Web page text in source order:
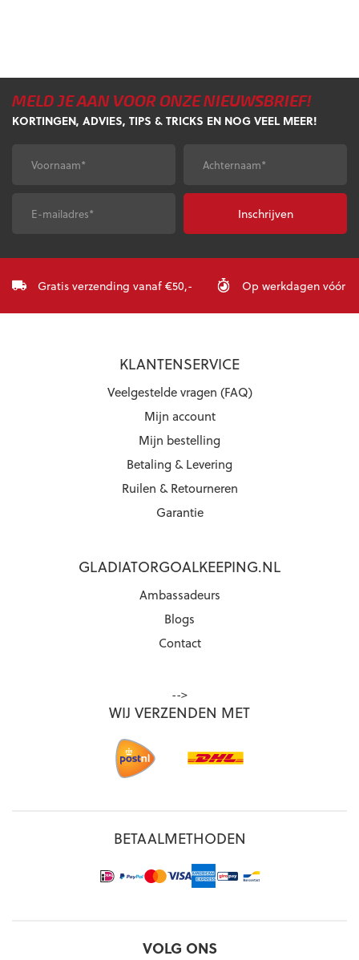
MELD JE AAN VOOR ONZE NIEUWSBRIEF!
KORTINGEN, ADVIES, TIPS & TRICKS EN NOG VEEL MEER!
Voornaam* Achternaam*
Gratis verzending vanaf €50,- Op werkdagen vóór
KLANTENSERVICE
Veelgestelde vragen (FAQ)
Mijn account
Mijn bestelling
Betaling & Levering
Ruilen & Retourneren
Garantie
GLADIATORGOALKEEPING.NL
Ambassadeurs
Blogs
Contact
-->
WIJ VERZENDEN MET
BETAALMETHODEN